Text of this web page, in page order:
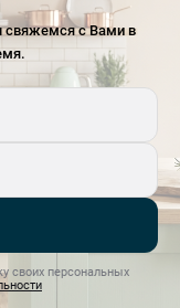
свяжемся с Вами в
своих персональных